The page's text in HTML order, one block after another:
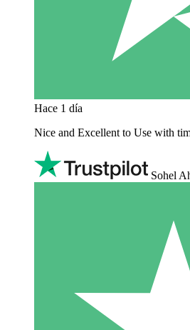
Hace 1 día
Nice and Excellent to Use with
Sohel